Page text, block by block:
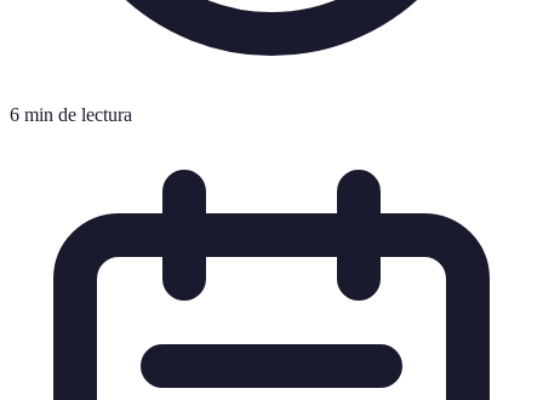
6 min de lectura